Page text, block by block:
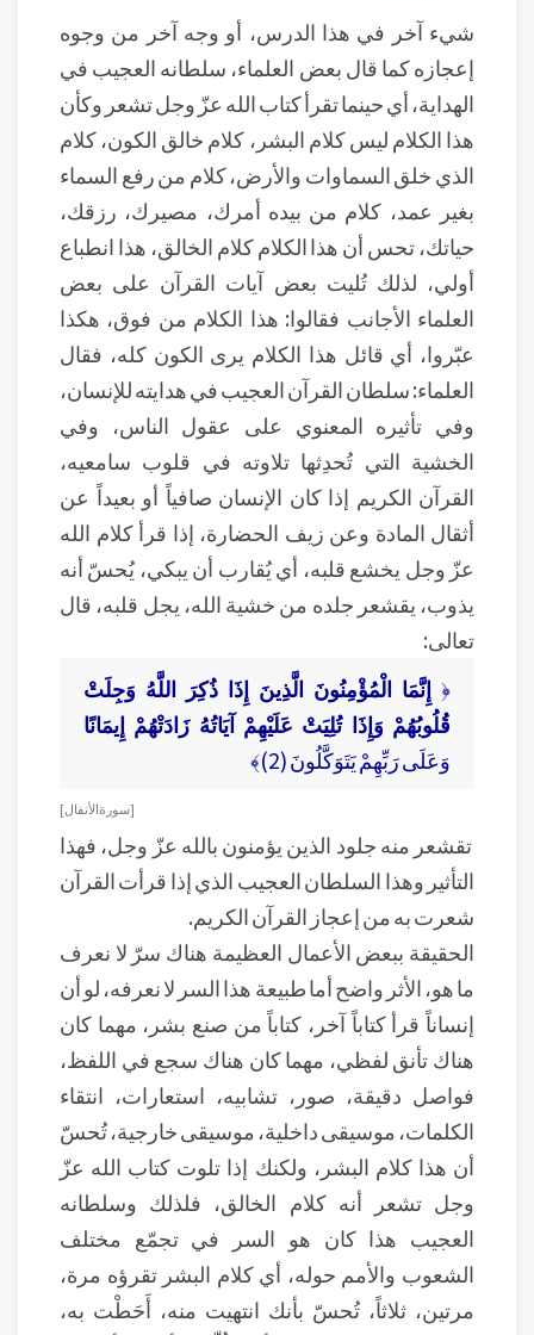
شيء آخر في هذا الدرس، أو وجه آخر من وجوه
إعجازه كما قال بعض العلماء، سلطانه العجيب في
الهداية، أي حينما تقرأ كتاب الله عزّ وجل تشعر وكأن
هذا الكلام ليس كلام البشر، كلام خالق الكون، كلام
الذي خلق السماوات والأرض، كلام من رفع السماء
بغير عمد، كلام من بيده أمرك، مصيرك، رزقك،
حياتك، تحس أن هذا الكلام كلام الخالق، هذا انطباع
أولي، لذلك تُليت بعض آيات القرآن على بعض
العلماء الأجانب فقالوا: هذا الكلام من فوق، هكذا
عبّروا، أي قائل هذا الكلام يرى الكون كله، فقال
العلماء: سلطان القرآن العجيب في هدايته للإنسان،
وفي تأثيره المعنوي على عقول الناس، وفي
الخشية التي تُحدِثها تلاوته في قلوب سامعيه،
القرآن الكريم إذا كان الإنسان صافياً أو بعيداً عن
أثقال المادة وعن زيف الحضارة، إذا قرأ كلام الله
عزّ وجل يخشع قلبه، أي يُقارب أن يبكي، يُحسّ أنه
يذوب، يقشعر جلده من خشية الله، يجل قلبه، قال
تعالى:
﴿ إِنَّمَا الْمُؤْمِنُونَ الَّذِينَ إِذَا ذُكِرَ اللَّهُ وَجِلَتْ
قُلُوبُهُمْ وَإِذَا تُلِيَتْ عَلَيْهِمْ آيَاتُهُ زَادَتْهُمْ إِيمَانًا
وَعَلَى رَبِّهِمْ يَتَوَكَّلُونَ (2)﴾
[ سورة الأنفال ]
تقشعر منه جلود الذين يؤمنون بالله عزّ وجل، فهذا
التأثير وهذا السلطان العجيب الذي إذا قرأت القرآن
شعرت به من إعجاز القرآن الكريم.
الحقيقة ببعض الأعمال العظيمة هناك سرّ لا نعرف
ما هو، الأثر واضح أما طبيعة هذا السر لا نعرفه، لو أن
إنساناً قرأ كتاباً آخر، كتاباً من صنع بشر، مهما كان
هناك تأنق لفظي، مهما كان هناك سجع في اللفظ،
فواصل دقيقة، صور، تشابيه، استعارات، انتقاء
الكلمات، موسيقى داخلية، موسيقى خارجية، تُحسّ
أن هذا كلام البشر، ولكنك إذا تلوت كتاب الله عزّ
وجل تشعر أنه كلام الخالق، فلذلك وسلطانه
العجيب هذا كان هو السر في تجمّع مختلف
الشعوب والأمم حوله، أي كلام البشر تقرؤه مرة،
مرتين، ثلاثاً، تُحسّ بأنك انتهيت منه، أَحَطْت به،